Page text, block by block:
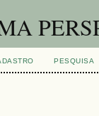
PESQUISA